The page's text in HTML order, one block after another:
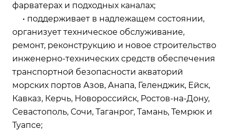
фарватерах и подходных каналах;
• поддерживает в надлежащем состоянии,
организует техническое обслуживание,
ремонт, реконструкцию и новое строительство
инженерно-технических средств обеспечения
транспортной безопасности акваторий
морских портов Азов, Анапа, Геленджик, Ейск,
Кавказ, Керчь, Новороссийск, Ростов-на-Дону,
Севастополь, Сочи, Таганрог, Тамань, Темрюк и
Туапсе;